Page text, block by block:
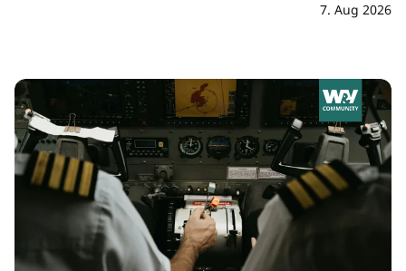
7. Aug 2026